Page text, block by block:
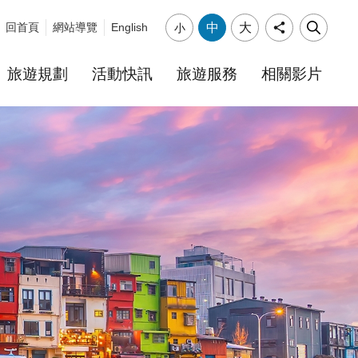
回首頁 網站導覽 English 小 中 大
旅遊規劃 活動快訊 旅遊服務 相關影片